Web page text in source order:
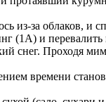
из-за облаков, и
(1А) и
снег. Проходя
времени